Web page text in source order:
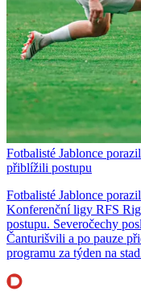
Fotbalisté Jablonce
přiblížili postupu
Fotbalisté Jablonce
Konferenční ligy RFS
postupu. Severočechy
Čanturišvili a po pauze
programu za týden na